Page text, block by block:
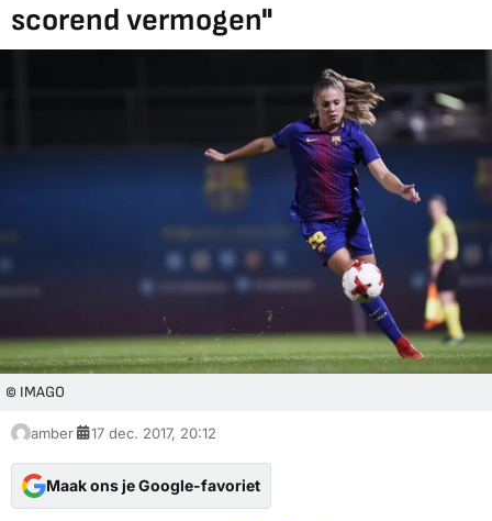
scorend vermogen"
© IMAGO
amber 17 dec. 2017, 20:12
Maak ons je Google-favoriet